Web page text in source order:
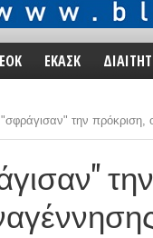
ΕΟΚ ΕΚΑΣΚ
την πρόκριση,